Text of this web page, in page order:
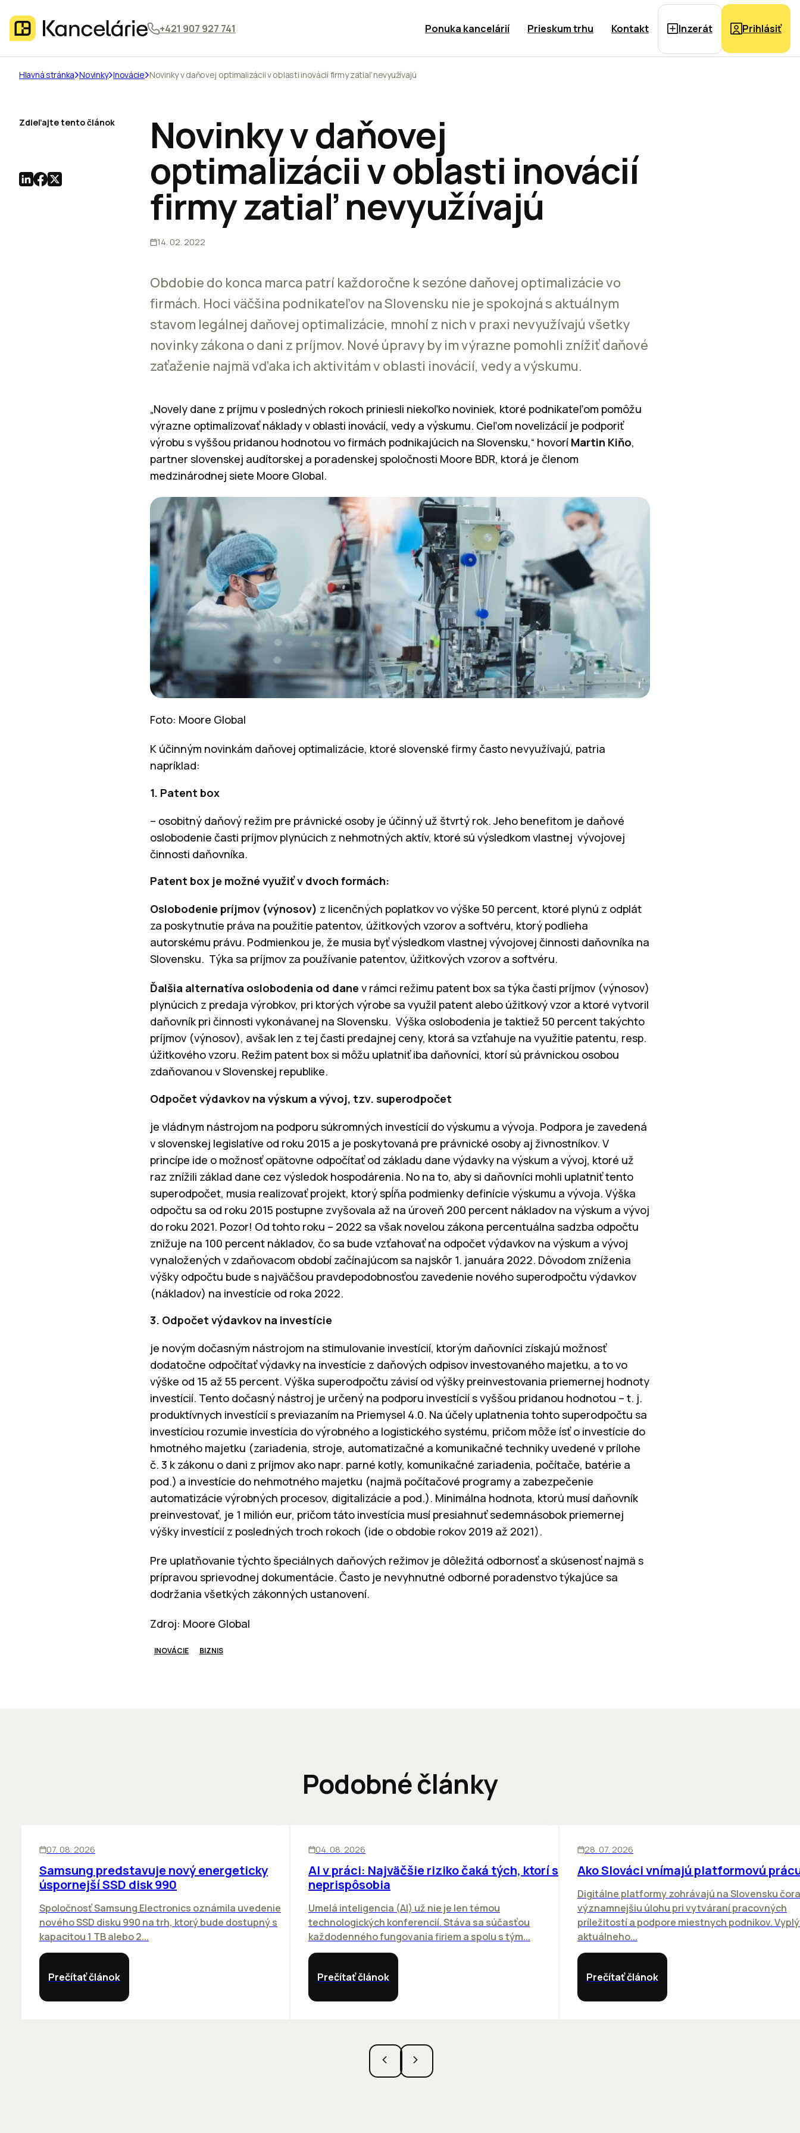
+421 907 927 741 Ponuka kancelárií Prieskum trhu Kontakt Inzerát Prihlásiť
Hlavná stránka Novinky Inovácie Novinky v daňovej optimalizácii v oblasti inovácií firmy zatiaľ nevyužívajú
Novinky v daňovej
optimalizácii v oblasti inovácií
firmy zatiaľ nevyužívajú
14. 02. 2022
Obdobie do konca marca patrí každoročne k sezóne daňovej optimalizácie vo
firmách. Hoci väčšina podnikateľov na Slovensku nie je spokojná s aktuálnym
stavom legálnej daňovej optimalizácie, mnohí z nich v praxi nevyužívajú všetky
novinky zákona o dani z príjmov. Nové úpravy by im výrazne pomohli znížiť daňové
zaťaženie najmä vďaka ich aktivitám v oblasti inovácií, vedy a výskumu.
„Novely dane z príjmu v posledných rokoch priniesli niekoľko noviniek, ktoré podnikateľom pomôžu
výrazne optimalizovať náklady v oblasti inovácií, vedy a výskumu. Cieľom novelizácií je podporiť
výrobu s vyššou pridanou hodnotou vo firmách podnikajúcich na Slovensku,“ hovorí Martin Kiňo,
partner slovenskej audítorskej a poradenskej spoločnosti Moore BDR, ktorá je členom
medzinárodnej siete Moore Global.
Foto: Moore Global
K účinným novinkám daňovej optimalizácie, ktoré slovenské firmy často nevyužívajú, patria
napríklad:
1. Patent box
– osobitný daňový režim pre právnické osoby je účinný už štvrtý rok. Jeho benefitom je daňové
oslobodenie časti príjmov plynúcich z nehmotných aktív, ktoré sú výsledkom vlastnej vývojovej
činnosti daňovníka.
Patent box je možné využiť v dvoch formách:
Oslobodenie príjmov (výnosov) z licenčných poplatkov vo výške 50 percent, ktoré plynú z odplát
za poskytnutie práva na použitie patentov, úžitkových vzorov a softvéru, ktorý podlieha
autorskému právu. Podmienkou je, že musia byť výsledkom vlastnej vývojovej činnosti daňovníka na
Slovensku. Týka sa príjmov za používanie patentov, úžitkových vzorov a softvéru.
Ďalšia alternatíva oslobodenia od dane v rámci režimu patent box sa týka časti príjmov (výnosov)
plynúcich z predaja výrobkov, pri ktorých výrobe sa využil patent alebo úžitkový vzor a ktoré vytvoril
daňovník pri činnosti vykonávanej na Slovensku. Výška oslobodenia je taktiež 50 percent takýchto
príjmov (výnosov), avšak len z tej časti predajnej ceny, ktorá sa vzťahuje na využitie patentu, resp.
úžitkového vzoru. Režim patent box si môžu uplatniť iba daňovníci, ktorí sú právnickou osobou
zdaňovanou v Slovenskej republike.
Odpočet výdavkov na výskum a vývoj, tzv. superodpočet
je vládnym nástrojom na podporu súkromných investícií do výskumu a vývoja. Podpora je zavedená
v slovenskej legislatíve od roku 2015 a je poskytovaná pre právnické osoby aj živnostníkov. V
princípe ide o možnosť opätovne odpočítať od základu dane výdavky na výskum a vývoj, ktoré už
raz znížili základ dane cez výsledok hospodárenia. No na to, aby si daňovníci mohli uplatniť tento
superodpočet, musia realizovať projekt, ktorý spĺňa podmienky definície výskumu a vývoja. Výška
odpočtu sa od roku 2015 postupne zvyšovala až na úroveň 200 percent nákladov na výskum a vývoj
do roku 2021. Pozor! Od tohto roku – 2022 sa však novelou zákona percentuálna sadzba odpočtu
znižuje na 100 percent nákladov, čo sa bude vzťahovať na odpočet výdavkov na výskum a vývoj
vynaložených v zdaňovacom období začínajúcom sa najskôr 1. januára 2022. Dôvodom zníženia
výšky odpočtu bude s najväčšou pravdepodobnosťou zavedenie nového superodpočtu výdavkov
(nákladov) na investície od roka 2022.
3. Odpočet výdavkov na investície
je novým dočasným nástrojom na stimulovanie investícií, ktorým daňovníci získajú možnosť
dodatočne odpočítať výdavky na investície z daňových odpisov investovaného majetku, a to vo
výške od 15 až 55 percent. Výška superodpočtu závisí od výšky preinvestovania priemernej hodnoty
investícií. Tento dočasný nástroj je určený na podporu investícií s vyššou pridanou hodnotou – t. j.
produktívnych investícií s previazaním na Priemysel 4.0. Na účely uplatnenia tohto superodpočtu sa
investíciou rozumie investícia do výrobného a logistického systému, pričom môže ísť o investície do
hmotného majetku (zariadenia, stroje, automatizačné a komunikačné techniky uvedené v prílohe
č. 3 k zákonu o dani z príjmov ako napr. parné kotly, komunikačné zariadenia, počítače, batérie a
pod.) a investície do nehmotného majetku (najmä počítačové programy a zabezpečenie
automatizácie výrobných procesov, digitalizácie a pod.). Minimálna hodnota, ktorú musí daňovník
preinvestovať, je 1 milión eur, pričom táto investícia musí presiahnuť sedemnásobok priemernej
výšky investícií z posledných troch rokoch (ide o obdobie rokov 2019 až 2021).
Pre uplatňovanie týchto špeciálnych daňových režimov je dôležitá odbornosť a skúsenosť najmä s
prípravou sprievodnej dokumentácie. Často je nevyhnutné odborné poradenstvo týkajúce sa
dodržania všetkých zákonných ustanovení.
Zdroj: Moore Global
INOVÁCIE BIZNIS
Zdieľajte tento článok
Podobné články
07. 08. 2026
Samsung predstavuje nový energeticky
úspornejší SSD disk 990
Spoločnosť Samsung Electronics oznámila uvedenie
nového SSD disku 990 na trh, ktorý bude dostupný s
kapacitou 1 TB alebo 2...
Prečítať článok
04. 08. 2026
AI v práci: Najväčšie riziko čaká tých, ktorí sa
neprispôsobia
Umelá inteligencia (AI) už nie je len témou
technologických konferencií. Stáva sa súčasťou
každodenného fungovania firiem a spolu s tým...
Prečítať článok
28. 07. 2026
Ako Slováci vnímajú platformovú
Digitálne platformy zohrávajú na Slovensku
významnejšiu úlohu pri vytváraní pracovných
príležitostí a podpore miestnych podnikov.
aktuálneho...
Prečítať článok